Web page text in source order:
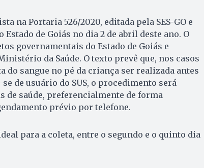
na Portaria 526/2020, editada pela SES-GO e
de Goiás no dia 2 de abril deste ano. O
governamentais do Estado de Goiás e
da Saúde. O texto prevê que, nos casos
do sangue no pé da criança ser realizada antes
de usuário do SUS, o procedimento será
de saúde, preferencialmente de forma
prévio por telefone.
para a coleta, entre o segundo e o quinto dia